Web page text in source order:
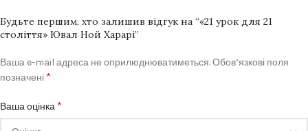
Будьте першим, хто залишив відгук на “«21 урок для 21
століття» Ювал Ной Харарі”
Ваша e-mail адреса не оприлюднюватиметься.Обов’язкові поля
позначені *
Ваша оцінка *